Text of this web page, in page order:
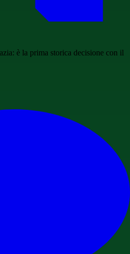
è la prima storica decisione con il